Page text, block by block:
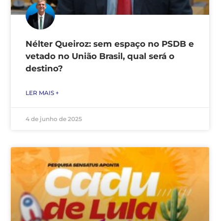
Nélter Queiroz: sem espaço no PSDB e
vetado no União Brasil, qual será o
destino?
LER MAIS +
4 de junho de 2025